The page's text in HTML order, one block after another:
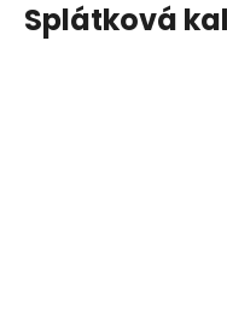
Splátková